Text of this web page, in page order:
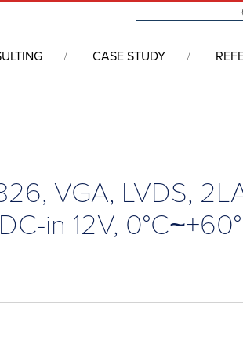
CASE STUDY
VGA, LVDS,
in 12V,